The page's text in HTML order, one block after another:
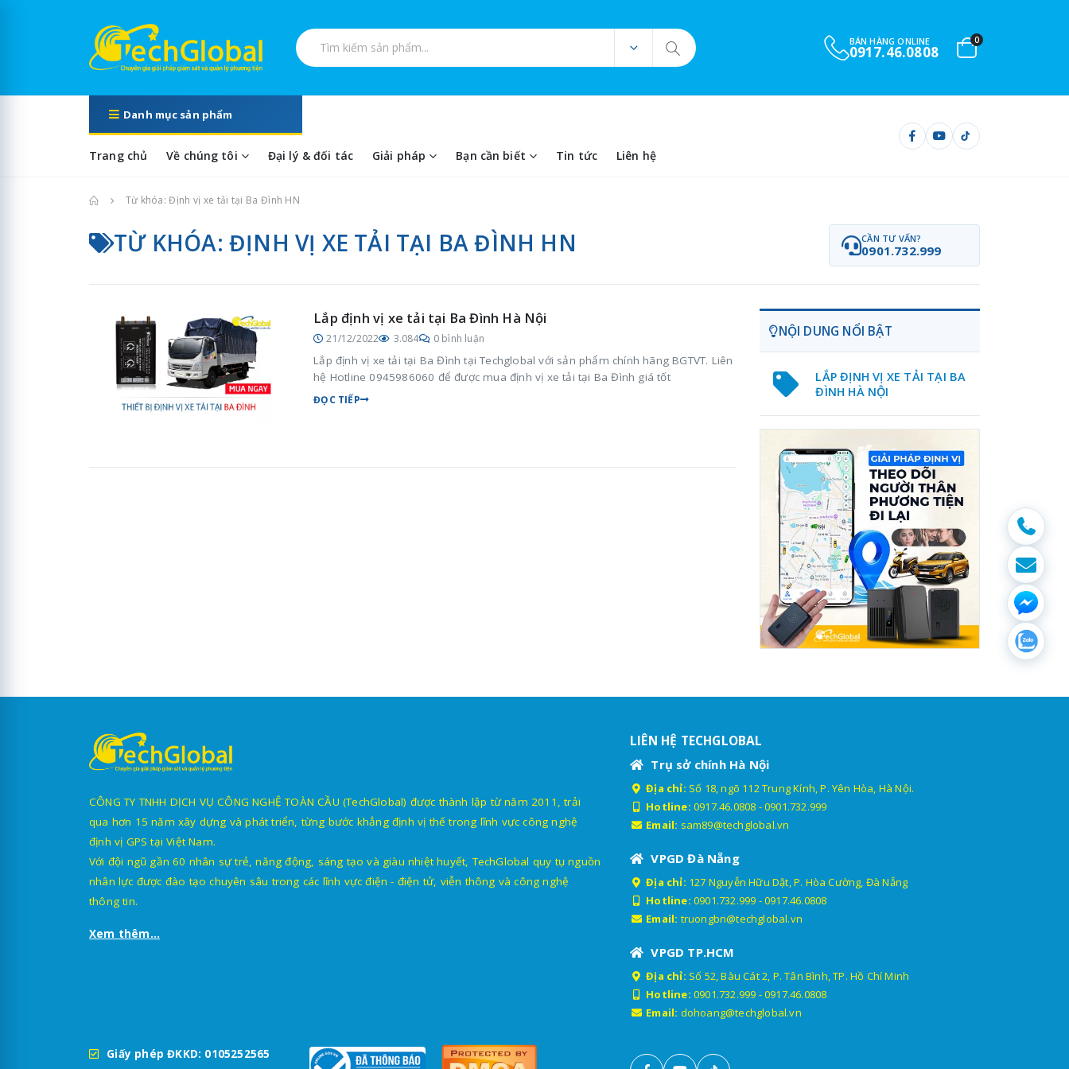
Tìm kiếm sản phẩm
BÁN HÀNG ONLINE
0917.46.0808
0
Danh mục sản phẩm
Trang chủ Về chúng tôi Đại lý & đối tác Giải pháp Bạn cần biết Tin tức Liên hệ
Trang chủTừ khóa: Định vị xe tải tại Ba Đình HN
TỪ KHÓA: ĐỊNH VỊ XE TẢI TẠI BA ĐÌNH HN CẦN TƯ VẤN?
0901.732.999
Lắp định vị xe tải tại Ba Đình Hà Nội
21/12/2022 3.084 0 bình luận
Lắp định vị xe tải tại Ba Đình tại Techglobal với sản phẩm chính hãng BGTVT. Liên
hệ Hotline 0945986060 để được mua định vị xe tải tại Ba Đình giá tốt
ĐỌC TIẾP
NỘI DUNG NỔI BẬT
LẮP ĐỊNH VỊ XE TẢI TẠI BA
ĐÌNH HÀ NỘI
CÔNG TY TNHH DỊCH VỤ CÔNG NGHỆ TOÀN CẦU (TechGlobal) được thành lập từ năm 2011, trải
qua hơn 15 năm xây dựng và phát triển, từng bước khẳng định vị thế trong lĩnh vực công nghệ
định vị GPS tại Việt Nam.
Với đội ngũ gần 60 nhân sự trẻ, năng động, sáng tạo và giàu nhiệt huyết, TechGlobal quy tụ nguồn
nhân lực được đào tạo chuyên sâu trong các lĩnh vực điện - điện tử, viễn thông và công nghệ
thông tin.
Xem thêm...
Giấy phép ĐKKD: 0105252565
LIÊN HỆ TECHGLOBAL
Trụ sở chính Hà Nội
Địa chỉ: Số 18, ngõ 112 Trung Kính, P. Yên Hòa, Hà Nội.
Hotline: 0917.46.0808 -0901.732.999
Email: sam89@techglobal.vn
VPGD Đà Nẵng
Địa chỉ: 127 Nguyễn Hữu Dật, P. Hòa Cường, Đà Nẵng
Hotline: 0901.732.999 -0917.46.0808
Email: truongbn@techglobal.vn
VPGD TP.HCM
Địa chỉ: Số 52, Bàu Cát 2, P. Tân Bình, TP. Hồ Chí Minh
Hotline: 0901.732.999 -0917.46.0808
Email: dohoang@techglobal.vn